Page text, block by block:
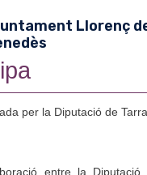
Llorenç
per la Diputació de
entre la